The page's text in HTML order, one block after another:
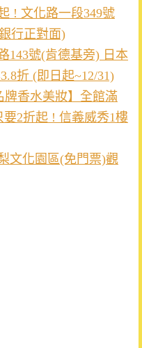
! 文化路一段349號
行正對面)
143號(肯德基旁) 日本
折 (即日起~12/31)
牌香水美妝】全館滿
2折起 ! 信義威秀1樓
文化園區(免門票)觀